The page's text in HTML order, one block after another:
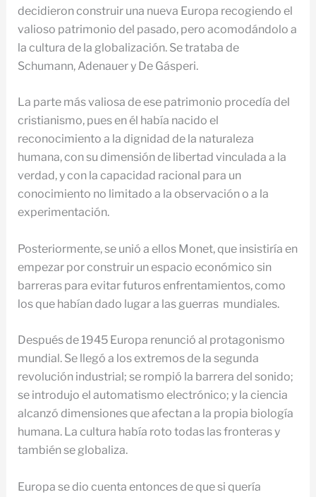
decidieron construir una nueva Europa recogiendo el
valioso patrimonio del pasado, pero acomodándolo a
la cultura de la globalización. Se trataba de
Schumann, Adenauer y De Gásperi.
La parte más valiosa de ese patrimonio procedía del
cristianismo, pues en él había nacido el
reconocimiento a la dignidad de la naturaleza
humana, con su dimensión de libertad vinculada a la
verdad, y con la capacidad racional para un
conocimiento no limitado a la observación o a la
experimentación.
Posteriormente, se unió a ellos Monet, que insistiría en
empezar por construir un espacio económico sin
barreras para evitar futuros enfrentamientos, como
los que habían dado lugar a las guerras mundiales.
Después de 1945 Europa renunció al protagonismo
mundial. Se llegó a los extremos de la segunda
revolución industrial; se rompió la barrera del sonido;
se introdujo el automatismo electrónico; y la ciencia
alcanzó dimensiones que afectan a la propia biología
humana. La cultura había roto todas las fronteras y
también se globaliza.
Europa se dio cuenta entonces de que si quería